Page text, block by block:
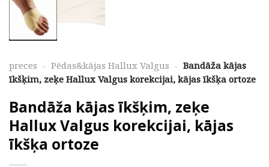
preces - Pēdas&kājas Hallux Valgus - Bandāža kājas
īkšķim, zeķe Hallux Valgus korekcijai, kājas īkšķa ortoze
Bandāža kājas īkšķim, zeķe
Hallux Valgus korekcijai, kājas
īkšķa ortoze